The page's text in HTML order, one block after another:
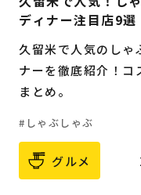
ディナー注目店9選
久留米で人気のしゃ
ナーを徹底紹介！コ
まとめ。
しゃぶしゃぶ
グルメ